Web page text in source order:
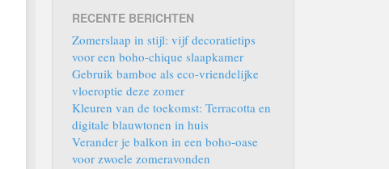
RECENTE BERICHTEN
Zomerslaap in stijl: vijf decoratietips
voor een boho-chique slaapkamer
Gebruik bamboe als eco-vriendelijke
vloeroptie deze zomer
Kleuren van de toekomst: Terracotta en
digitale blauwtonen in huis
Verander je balkon in een boho-oase
voor zwoele zomeravonden